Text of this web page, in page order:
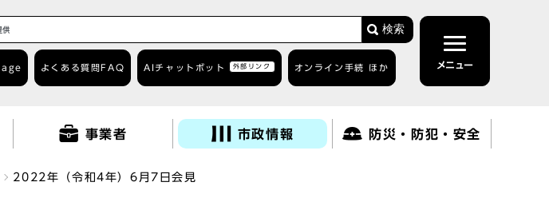
検索
よくある質問 FAQ AIチャットボット 外部リンク オンライン手続 ほか メニュー
事業者 市政情報 防災・防犯・安全
2022年（令和4年）6月7日会見